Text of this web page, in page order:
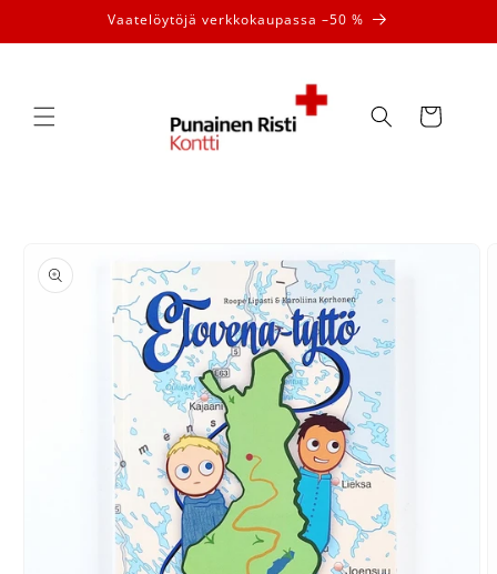
sisältöön
Vaatelöytöjä verkkokaupassa –50 %
Ostoskori
tuotetietoihin